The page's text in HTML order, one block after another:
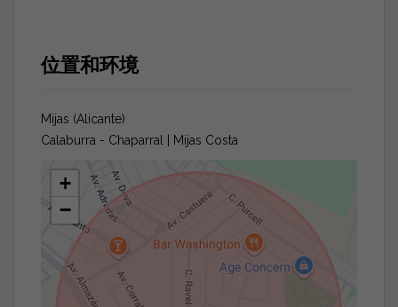
位置和环境
Mijas (Alicante)
Calaburra - Chaparral | Mijas Costa
+
−